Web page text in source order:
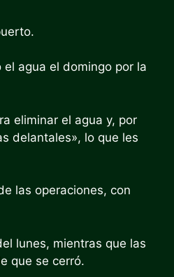
agua el domingo por la
eliminar el agua y, por
delantales», lo que les
las operaciones, con
lunes, mientras que las
que se cerró.